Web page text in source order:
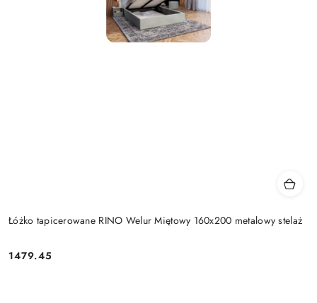
Łóżko tapicerowane RINO Welur Miętowy 160x200 metalowy stelaż
Cena:
1479.45